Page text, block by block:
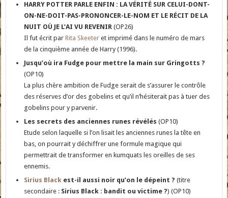
HARRY POTTER PARLE ENFIN : LA VÉRITÉ SUR CELUI-DONT-
ON-NE-DOIT-PAS-PRONONCER-LE-NOM ET LE RÉCIT DE LA
NUIT OÙ JE L’AI VU REVENIR (OP26)
Il fut écrit parRita Skeeter et imprimé dans le numéro de mars
de la cinquième année de Harry (1996).
Jusqu’où ira Fudge pour mettre la main sur Gringotts ?
(OP10)
La plus chère ambition de Fudge serait de s’assurer le contrôle
des réserves d’or des gobelins et qu’il n’hésiterait pas à tuer des
gobelins pour y parvenir.
Les secrets des anciennes runes révélés (OP10)
Etude selon laquelle si l’on lisait les anciennes runes la tête en
bas, on pourrait y déchiffrer une formule magique qui
permettrait de transformer en kumquats les oreilles de ses
ennemis.
Sirius Black est-il aussi noir qu’on le dépeint ? (titre
secondaire : Sirius Black : bandit ou victime ?) (OP10)